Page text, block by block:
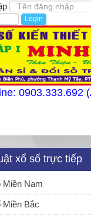
Login
0903.333.692
xổ số trực tiếp
Miền Nam
Miền Bắc